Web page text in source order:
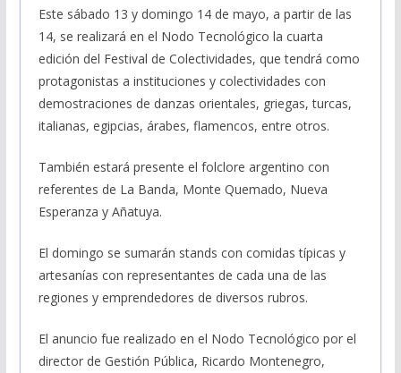
Este sábado 13 y domingo 14 de mayo, a partir de las
14, se realizará en el Nodo Tecnológico la cuarta
edición del Festival de Colectividades, que tendrá como
protagonistas a instituciones y colectividades con
demostraciones de danzas orientales, griegas, turcas,
italianas, egipcias, árabes, flamencos, entre otros.
También estará presente el folclore argentino con
referentes de La Banda, Monte Quemado, Nueva
Esperanza y Añatuya.
El domingo se sumarán stands con comidas típicas y
artesanías con representantes de cada una de las
regiones y emprendedores de diversos rubros.
El anuncio fue realizado en el Nodo Tecnológico por el
director de Gestión Pública, Ricardo Montenegro,